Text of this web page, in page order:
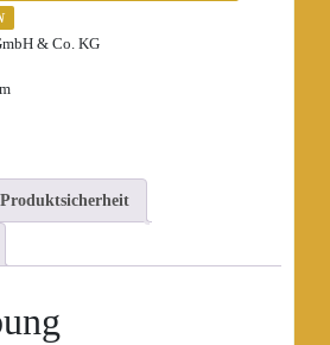
& Co. KG
Produktsicherheit